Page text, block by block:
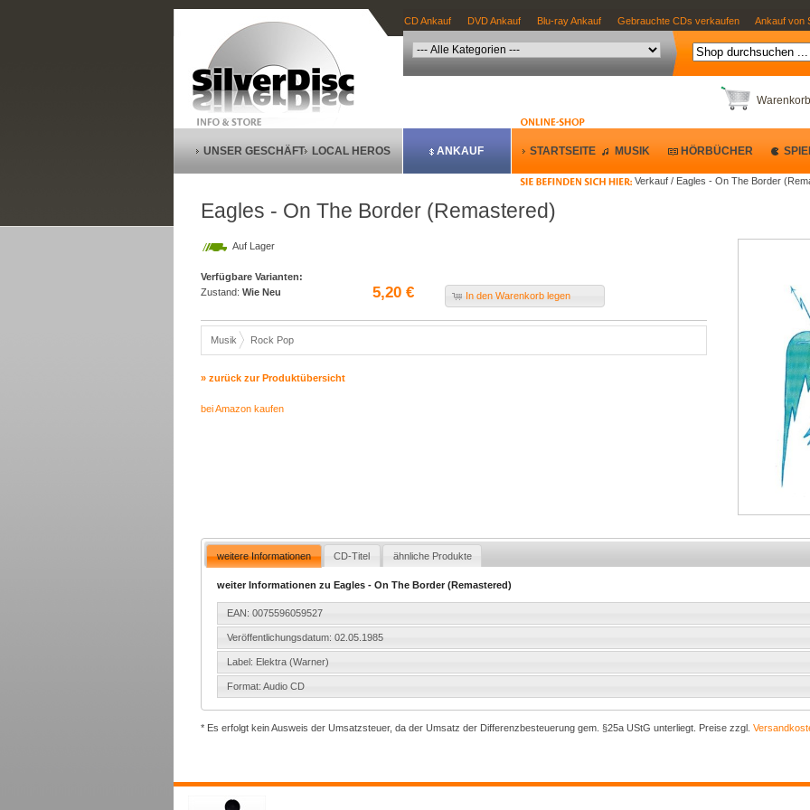
CD Ankauf DVD Ankauf Blu-ray Ankauf Gebrauchte CDs verkaufen Ankauf von
Warenkorb
Verkauf / Eagles - On The Border
UNSER GESCHÄFT LOCAL HEROS ANKAUF STARTSEITE MUSIK HÖRBÜCHER
Eagles - On The Border (Remastered)
Auf Lager
Verfügbare Varianten:
Zustand: Wie Neu 5,20 € In den Warenkorb legen
Musik Rock Pop
» zurück zur Produktübersicht
bei Amazon kaufen
weitere Informationen CD-Titel ähnliche Produkte
weiter Informationen zu Eagles - On The Border (Remastered)
EAN: 0075596059527
Veröffentlichungsdatum: 02.05.1985
Label: Elektra (Warner)
Format: Audio CD
* Es erfolgt kein Ausweis der Umsatzsteuer, da der Umsatz der Differenzbesteuerung gem. §25a UStG unterliegt. Preise zzgl.